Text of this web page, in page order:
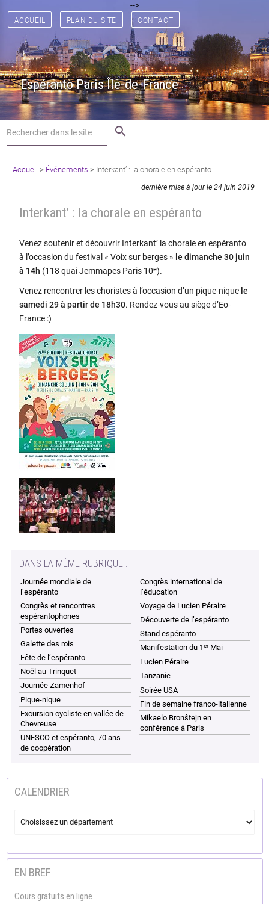
] [] [] [
-->
ACCUEIL PLAN DU SITE CONTACT
Espéranto Paris Île-de-France
search
Accueil > Événements > Interkant’ : la chorale en espéranto
dernière mise à jour le 24 juin 2019
Interkant’ : la chorale en espéranto
Venez soutenir et découvrir Interkant’ la chorale en espéranto
à l’occasion du festival « Voix sur berges » le dimanche 30 juin
à 14h (118 quai Jemmapes Paris 10e).
Venez rencontrer les choristes à l’occasion d’un pique-nique le
samedi 29 à partir de 18h30. Rendez-vous au siège d’Eo-
France :)
DANS LA MÊME RUBRIQUE :
Journée mondiale de
l’espéranto
Congrès et rencontres
espérantophones
Portes ouvertes
Galette des rois
Fête de l’espéranto
Noël au Trinquet
Journée Zamenhof
Pique-nique
Excursion cycliste en vallée de
Chevreuse
UNESCO et espéranto, 70 ans
de coopération
Congrès international de
l’éducation
Voyage de Lucien Péraire
Découverte de l’espéranto
Stand espéranto
Manifestation du 1erMai
Lucien Péraire
Tanzanie
Soirée USA
Fin de semaine franco-italienne
Mikaelo Bronŝtejn en
conférence à Paris
CALENDRIER
EN BREF
Cours gratuits en ligne